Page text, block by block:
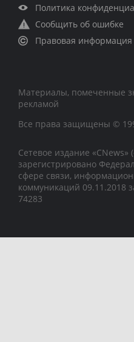
Политика
Сообщить об ошибке
Правовая информация
Материалы, помеченные
рекламой
Все права защищены ©
Сетевое издание «CNews»
зарегистрировано
сфере связи,
коммуникаций 09.11.2018
74283